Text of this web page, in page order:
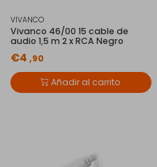
VIVANCO
Vivanco 46/00 15 cable de
audio 1,5 m 2 x RCA Negro
€4 ,90
Añadir al carrito